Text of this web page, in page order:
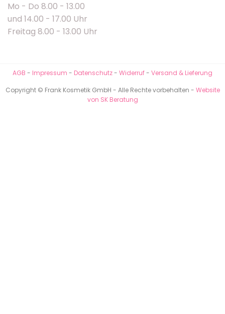
Mo - Do 8.00 - 13.00
und 14.00 - 17.00 Uhr
Freitag 8.00 - 13.00 Uhr
AGB - Impressum - Datenschutz- Widerruf- Versand & Lieferung
Copyright © Frank Kosmetik GmbH - Alle Rechte vorbehalten - Website
von SK Beratung